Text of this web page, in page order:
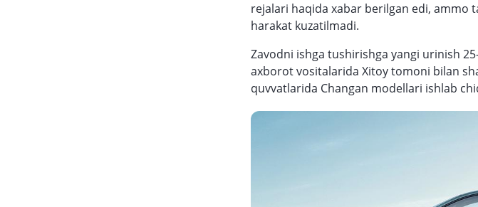
rejalari haqida xabar berilgan edi, ammo
harakat kuzatilmadi.
Zavodni ishga tushirishga yangi urinish
axborot vositalarida Xitoy tomoni bilan
quvvatlarida Changan modellari ishlab